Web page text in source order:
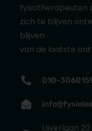
fysiotherapeuten
zich te blijven
blijven
van de laatste
010-
Uiverlaan 20